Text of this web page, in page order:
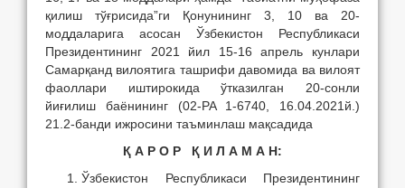
қилиш тўғрисида”ги Қонунининг 3, 10 ва 20-
моддаларига асосан Ўзбекистон Республикаси
Президентининг 2021 йил 15-16 апрель кунлари
Самарқанд вилоятига ташрифи давомида ва вилоят
фаоллари иштирокида ўтказилган 20-сонли
йиғилиш баёнининг (02-PA 1-6740, 16.04.2021й.)
21.2-банди ижросини таъминлаш мақсадида
Қ А Р О Р Қ И Л А М А Н:
Ўзбекистон Республикаси Президентининг